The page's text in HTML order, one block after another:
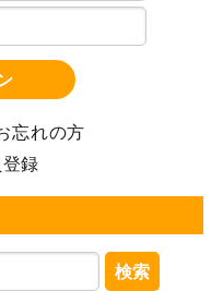
忘れの方
録
検索